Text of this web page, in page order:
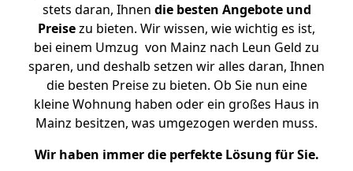
stets daran, Ihnen die besten Angebote und
Preisezu bieten. Wir wissen, wie wichtig es ist,
bei einem Umzug von Mainz nach Leun Geld zu
sparen, und deshalb setzen wir alles daran, Ihnen
die besten Preise zu bieten. Ob Sie nun eine
kleine Wohnung haben oder ein großes Haus in
Mainz besitzen, was umgezogen werden muss.
Wir haben immer die perfekte Lösung für Sie.